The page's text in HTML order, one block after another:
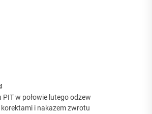
w połowie lutego odzew
i nakazem zwrotu